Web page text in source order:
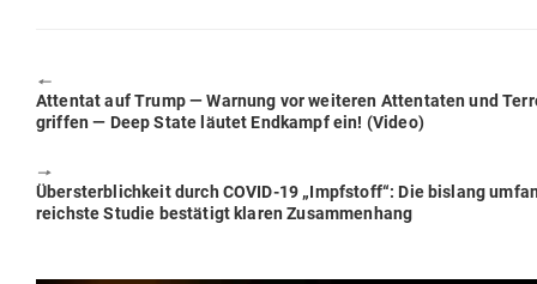
🠔
Previous
post:
Attentat auf Trump — Warnung vor wei­teren Atten­taten und
griffen — Deep State läutet End­kampf ein! (Video)
🠖
Next
post:
Über­sterb­lichkeit durch COVID-19 „Impf­stoff“: Die bislang
reichste Studie bestätigt klaren Zusammenhang